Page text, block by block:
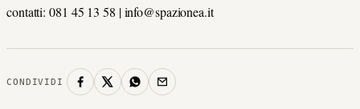
contatti: 081 45 13 58 | info@spazionea.it
CONDIVIDI